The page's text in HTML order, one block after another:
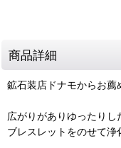
商品詳細
鉱石装店ドナモからお薦
広がりがありゆったりし
ブレスレットをのせて浄